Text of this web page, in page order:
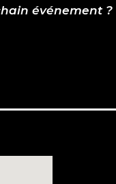
événement ?